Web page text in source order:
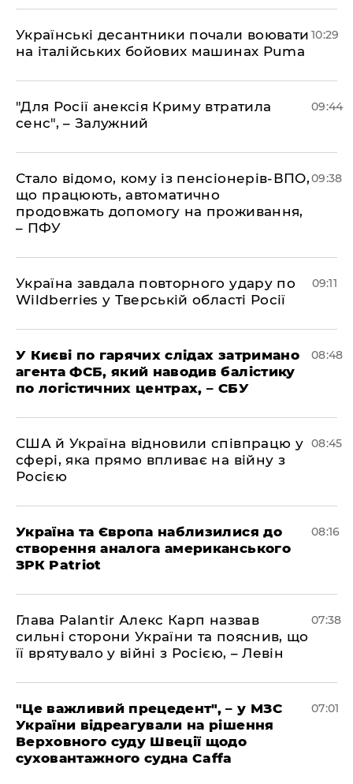
Українські десантники почали воювати
на італійських бойових машинах Puma
10:29
"Для Росії анексія Криму втратила
сенс", – Залужний
09:44
Стало відомо, кому із пенсіонерів-ВПО,
що працюють, автоматично
продовжать допомогу на проживання,
– ПФУ
09:38
Україна завдала повторного удару по
Wildberries у Тверській області Росії
09:11
У Києві по гарячих слідах затримано
агента ФСБ, який наводив балістику
по логістичних центрах, – СБУ
08:48
США й Україна відновили співпрацю у
сфері, яка прямо впливає на війну з
Росією
08:45
Україна та Європа наблизилися до
створення аналога американського
ЗРК Patriot
08:16
Глава Palantir Алекс Карп назвав
сильні сторони України та пояснив, що
її врятувало у війні з Росією, – Левін
07:38
"Це важливий прецедент", – у МЗС
України відреагували на рішення
Верховного суду Швеції щодо
суховантажного судна Caffa
07:01